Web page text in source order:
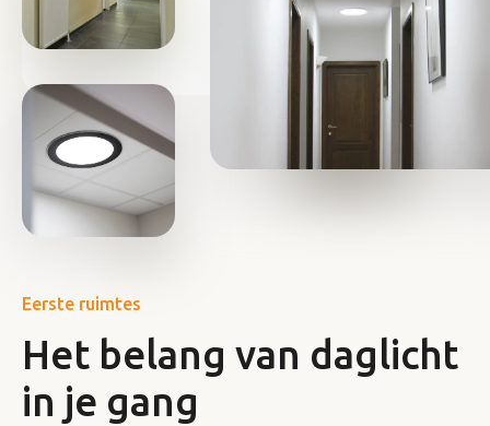
Eerste ruimtes
Het belang van daglicht
in je gang